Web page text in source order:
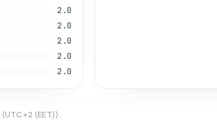
2.0
2.0
2.0
2.0
2.0
(UTC+2 (EET)).